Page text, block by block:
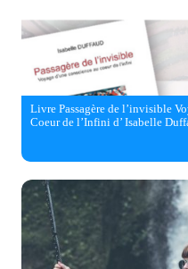
Livre Passagère de l’invisible
Coeur de l’Infini d’ Isabelle